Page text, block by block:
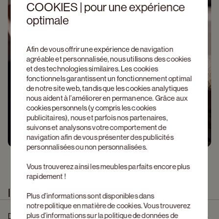
COOKIES | pour une expérience
optimale
Afin de vous offrir une expérience de navigation
agréable et personnalisée, nous utilisons des cookies
et des technologies similaires. Les cookies
fonctionnels garantissent un fonctionnement optimal
de notre site web, tandis que les cookies analytiques
nous aident à l’améliorer en permanence. Grâce aux
cookies personnels (y compris les cookies
publicitaires), nous et parfois nos partenaires,
suivons et analysons votre comportement de
navigation afin de vous présenter des publicités
personnalisées ou non personnalisées.
Vous trouverez ainsi les meubles parfaits encore plus
rapidement !
Plus d’informations sont disponibles dans
notrepolitique en matière de cookies. Vous trouverez
plus d’informations sur la politique de données de
Information produit
Description